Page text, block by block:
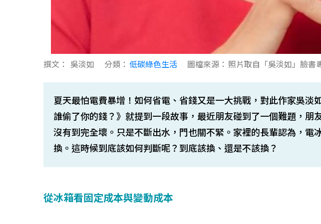
撰文： 吳淡如 分類： 低碳綠色生活 圖檔來源： 照片取自「吳淡如」臉書
夏天最怕電費暴增！如何省電、省錢又是一大挑戰，對此作家吳淡
誰偷了你的錢？》就提到一段故事，最近朋友碰到了一個難題，朋
沒有到完全壞。只是不斷出水，門也關不緊。家裡的長輩認為，電
換。這時候到底該如何判斷呢？到底該換、還是不該換？
從冰箱看固定成本與變動成本